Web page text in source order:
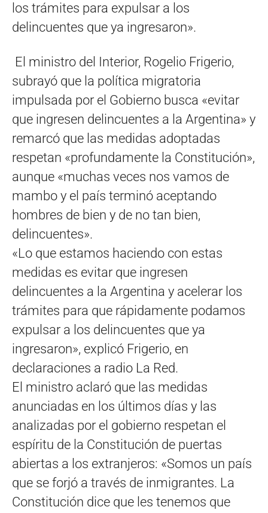
los trámites para expulsar a los
delincuentes que ya ingresaron».
El ministro del Interior, Rogelio Frigerio,
subrayó que la política migratoria
impulsada por el Gobierno busca «evitar
que ingresen delincuentes a la Argentina» y
remarcó que las medidas adoptadas
respetan «profundamente la Constitución»,
aunque «muchas veces nos vamos de
mambo y el país terminó aceptando
hombres de bien y de no tan bien,
delincuentes».
«Lo que estamos haciendo con estas
medidas es evitar que ingresen
delincuentes a la Argentina y acelerar los
trámites para que rápidamente podamos
expulsar a los delincuentes que ya
ingresaron», explicó Frigerio, en
declaraciones a radio La Red.
El ministro aclaró que las medidas
anunciadas en los últimos días y las
analizadas por el gobierno respetan el
espíritu de la Constitución de puertas
abiertas a los extranjeros: «Somos un país
que se forjó a través de inmigrantes. La
Constitución dice que les tenemos que